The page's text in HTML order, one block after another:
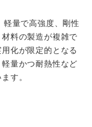
量で高強度、剛性
料の製造が複雑で
化が限定的となる
量かつ耐熱性など
す。